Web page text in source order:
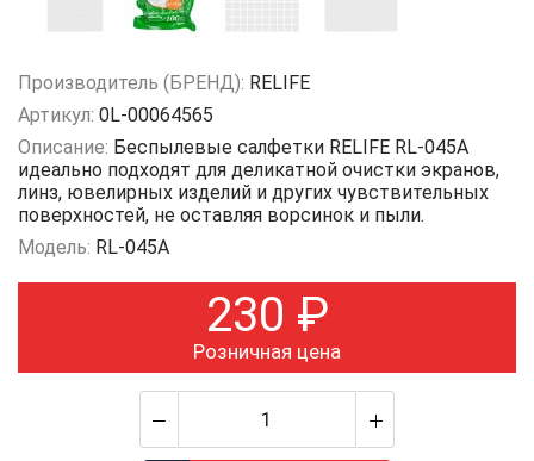
Производитель (БРЕНД): RELIFE
Артикул: 0L-00064565
Описание: Беспылевые салфетки RELIFE RL-045A
идеально подходят для деликатной очистки экранов,
линз, ювелирных изделий и других чувствительных
поверхностей, не оставляя ворсинок и пыли.
Модель: RL-045A
230 ₽
Розничная цена